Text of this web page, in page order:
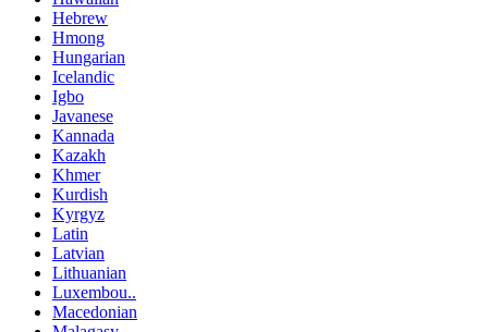
Hebrew
Hmong
Hungarian
Icelandic
Igbo
Javanese
Kannada
Kazakh
Khmer
Kurdish
Kyrgyz
Latin
Latvian
Lithuanian
Luxembou..
Macedonian